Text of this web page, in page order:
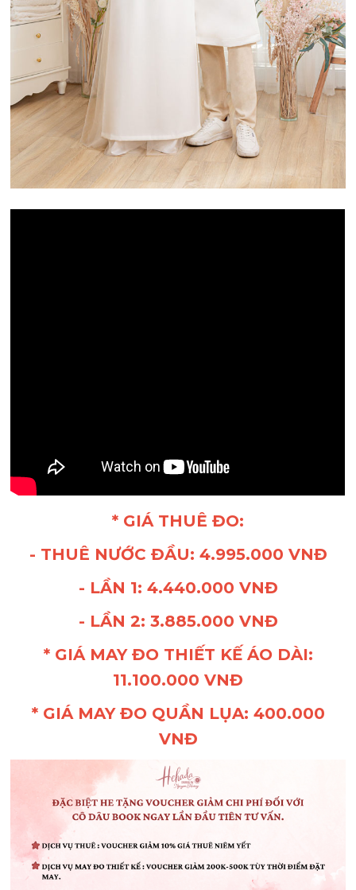
* GIÁ THUÊ ĐO:
- THUÊ NƯỚC ĐẦU: 4.995.000 VNĐ
- LẦN 1: 4.440.000 VNĐ
- LẦN 2: 3.885.000 VNĐ
* GIÁ MAY ĐO THIẾT KẾ ÁO DÀI:
11.100.000 VNĐ
* GIÁ MAY ĐO QUẦN LỤA: 400.000
VNĐ